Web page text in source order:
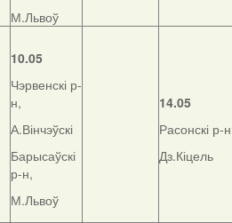
М.Львоў
10.05
Чэрвенскі р-
н,
А.Вінчэўскі
Барысаўскі
р-н,
М.Львоў
14.05
Расонскі р-
Дз.Кіцель